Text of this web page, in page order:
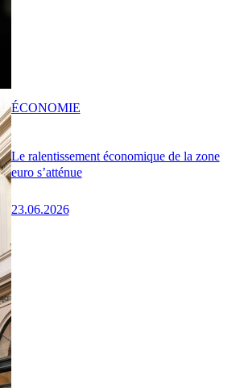
Le ralentissement économique de la zone
euro s’atténue
23.06.2026
ÉCONOMIE